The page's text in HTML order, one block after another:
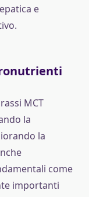
e
MCT
la
la
come
importanti